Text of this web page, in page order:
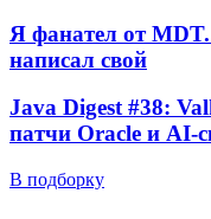
Я фанател от
написал свой
Java Digest #38:
патчи Oracle и AI-
В подборку